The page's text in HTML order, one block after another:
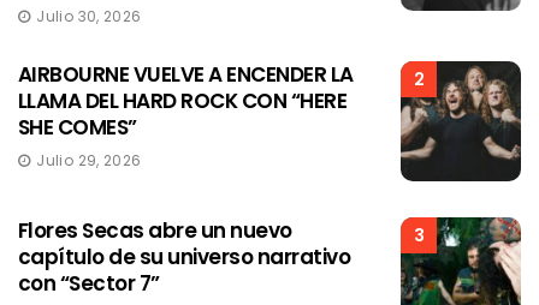
Julio 30, 2026
2
AIRBOURNE VUELVE A ENCENDER LA
LLAMA DEL HARD ROCK CON “HERE
SHE COMES”
Julio 29, 2026
3
Flores Secas abre un nuevo
capítulo de su universo narrativo
con “Sector 7”